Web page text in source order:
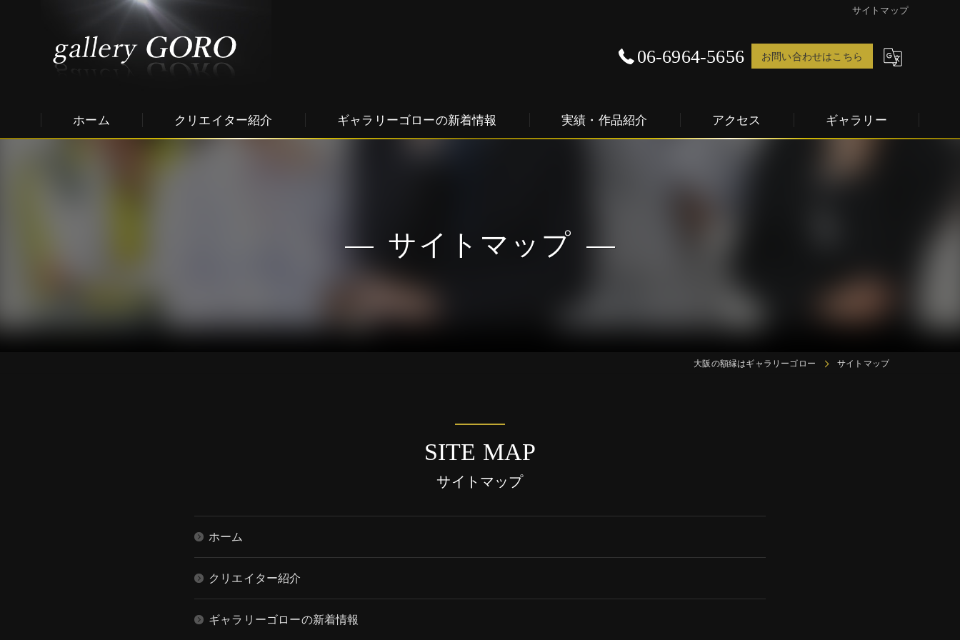
サイトマップ
06-6964-5656 お問い合わせはこちら
ホーム クリエイター紹介 ギャラリーゴローの新着情報 実績・作品紹介 アクセス ギャラリー
サイトマップ
大阪の額縁はギャラリーゴロー サイトマップ
サイトマップ
SITE MAP
ホーム
クリエイター紹介
ギャラリーゴローの新着情報